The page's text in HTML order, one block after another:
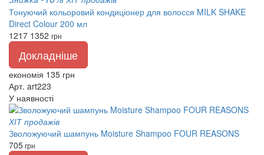
Тонуючий кольоровий кондиціонер для волосся MILK SHAKE
Direct Colour 200 мл
1217 1352 грн
Докладніше
економія 135 грн
Арт. art223
У наявності
ХІТ продажів
Зволожуючий шампунь Moisture Shampoo FOUR REASONS
705грн